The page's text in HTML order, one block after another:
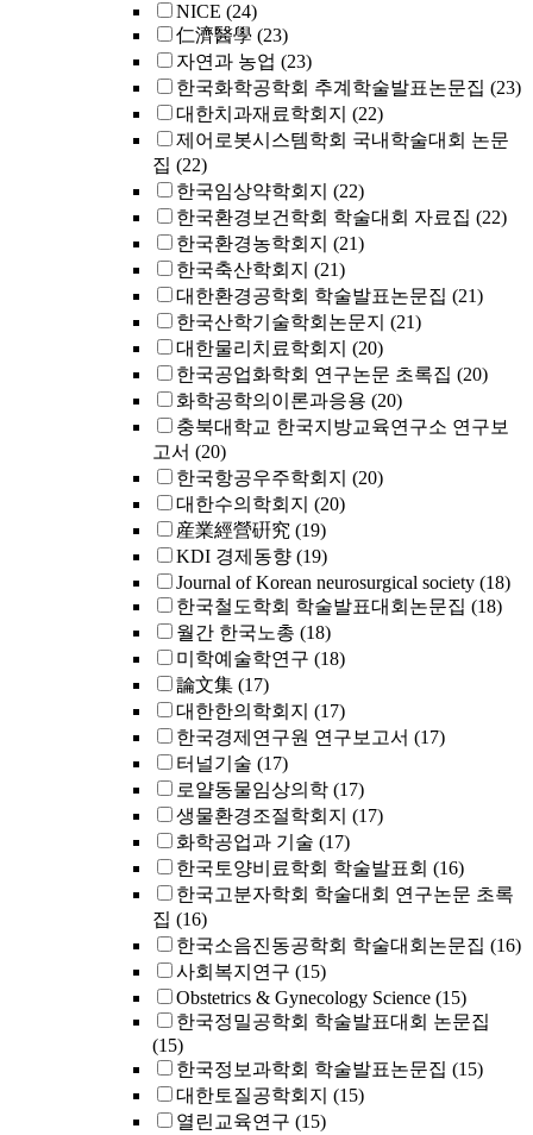
NICE (24)
仁濟醫學 (23)
자연과 농업 (23)
한국화학공학회 추계학술발표논문집 (23)
대한치과재료학회지 (22)
제어로봇시스템학회 국내학술대회 논문
집 (22)
한국임상약학회지 (22)
한국환경보건학회 학술대회 자료집 (22)
한국환경농학회지 (21)
한국축산학회지 (21)
대한환경공학회 학술발표논문집 (21)
한국산학기술학회논문지 (21)
대한물리치료학회지 (20)
한국공업화학회 연구논문 초록집 (20)
화학공학의이론과응용 (20)
충북대학교 한국지방교육연구소 연구보
고서 (20)
한국항공우주학회지 (20)
대한수의학회지 (20)
産業經營硏究 (19)
KDI 경제동향 (19)
Journal of Korean neurosurgical society (18)
한국철도학회 학술발표대회논문집 (18)
월간 한국노총 (18)
미학예술학연구 (18)
論文集 (17)
대한한의학회지 (17)
한국경제연구원 연구보고서 (17)
터널기술 (17)
로얄동물임상의학 (17)
생물환경조절학회지 (17)
화학공업과 기술 (17)
한국토양비료학회 학술발표회 (16)
한국고분자학회 학술대회 연구논문 초록
집 (16)
한국소음진동공학회 학술대회논문집 (16)
사회복지연구 (15)
Obstetrics & Gynecology Science (15)
한국정밀공학회 학술발표대회 논문집
(15)
한국정보과학회 학술발표논문집 (15)
대한토질공학회지 (15)
열린교육연구 (15)